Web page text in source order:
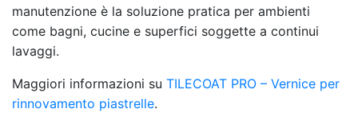
manutenzione è la soluzione pratica per ambienti
come bagni, cucine e superfici soggette a continui
lavaggi.
Maggiori informazioni su TILECOAT PRO – Vernice per
rinnovamento piastrelle.